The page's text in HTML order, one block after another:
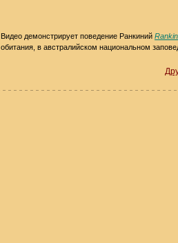
Видео демонстрирует поведение Ранкиний
обитания, в австралийском национальном